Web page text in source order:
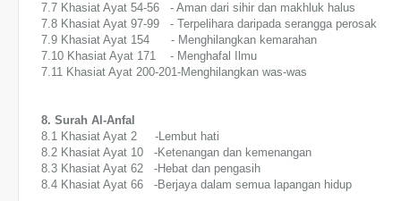
7.7 Khasiat Ayat 54-56 - Aman dari sihir dan makhluk halus
7.8 Khasiat Ayat 97-99 - Terpelihara daripada serangga perosak
7.9 Khasiat Ayat 154 - Menghilangkan kemarahan
7.10 Khasiat Ayat 171 - Menghafal Ilmu
7.11 Khasiat Ayat 200-201-Menghilangkan was-was
8. Surah Al-Anfal
8.1 Khasiat Ayat 2 -Lembut hati
8.2 Khasiat Ayat 10 -Ketenangan dan kemenangan
8.3 Khasiat Ayat 62 -Hebat dan pengasih
8.4 Khasiat Ayat 66 -Berjaya dalam semua lapangan hidup